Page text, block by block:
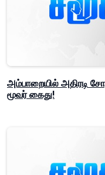
அம்பாறையில் அதிரடி
மூவர் கைது!